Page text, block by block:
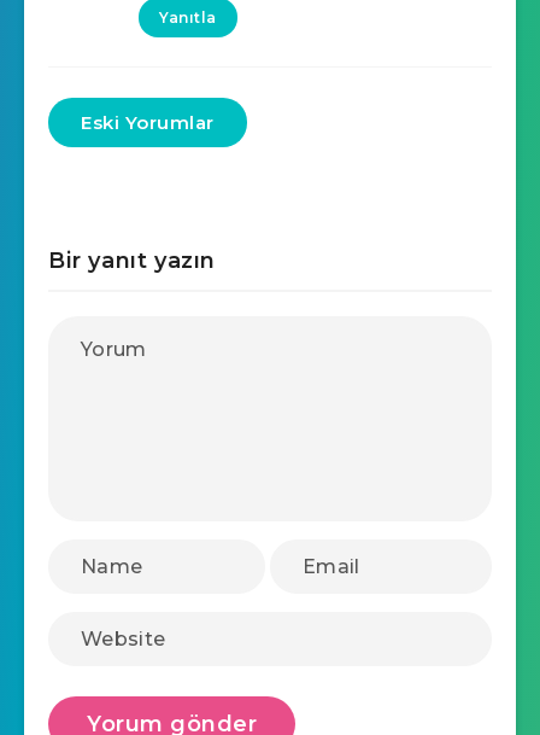
Yanıtla
Eski Yorumlar
Bir yanıt yazın